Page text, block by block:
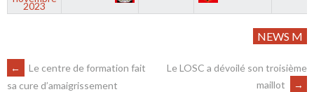
2023
NEWS M
←
Le centre de formation fait
sa cure d’amaigrissement
Le LOSC a dévoilé son troisième
maillot
→